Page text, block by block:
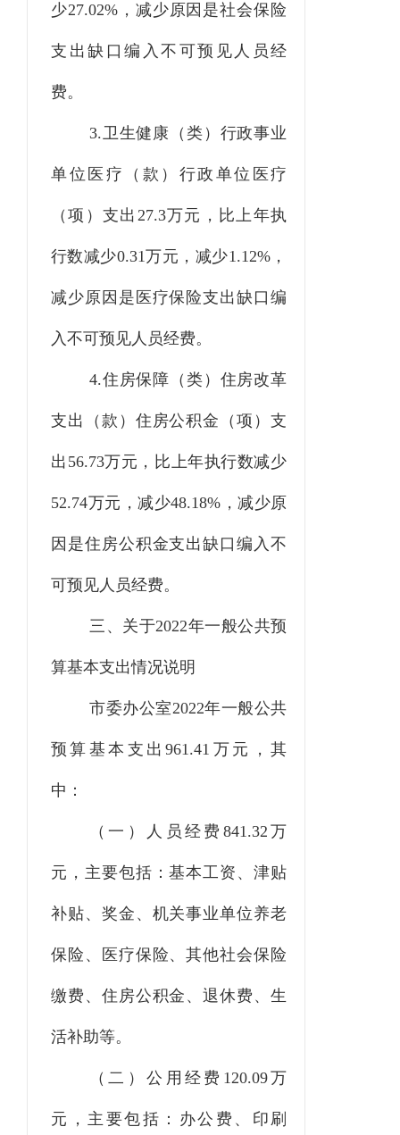
少27.02%，减少原因是社会保险
支出缺口编入不可预见人员经
费。
3.卫生健康（类）行政事业
单位医疗（款）行政单位医疗
（项）支出27.3万元，比上年执
行数减少0.31万元，减少1.12%，
减少原因是医疗保险支出缺口编
入不可预见人员经费。
4.住房保障（类）住房改革
支出（款）住房公积金（项）支
出56.73万元，比上年执行数减少
52.74万元，减少48.18%，减少原
因是住房公积金支出缺口编入不
可预见人员经费。
三、关于2022年一般公共预
算基本支出情况说明
市委办公室2022年一般公共
预算基本支出961.41万元，其
中：
（一）人员经费841.32万
元，主要包括：基本工资、津贴
补贴、奖金、机关事业单位养老
保险、医疗保险、其他社会保险
缴费、住房公积金、退休费、生
活补助等。
（二）公用经费120.09万
元，主要包括：办公费、印刷